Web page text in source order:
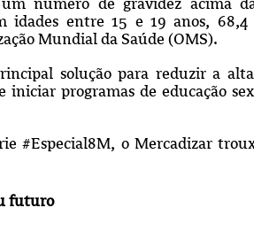
idades entre 15 e 19 anos,
Mundial da Saúde (OMS).
solução para reduzir a
iniciar programas de educação
#Especial8M, o Mercadizar
futuro